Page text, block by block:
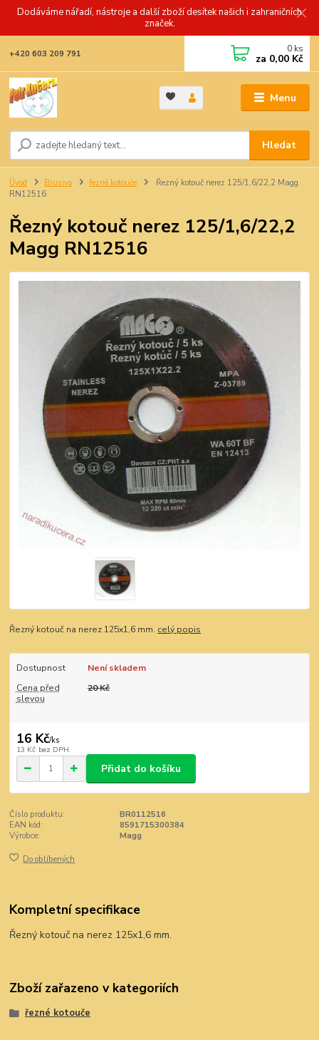
Dodáváme nářadí, nástroje a další zboží desítek našich i zahraničních
značek.
Menu
Hledat
+420 603 209 791 0 ks
za 0,00 Kč
Úvod Brusivo řezné kotouče
Řezný kotouč nerez 125/1,6/22,2 Magg
RN12516
Řezný kotouč nerez 125/1,6/22,2
Magg RN12516
Řezný kotouč na nerez 125x1,6 mm. celý popis
Dostupnost
Není skladem
Cena před
slevou
20 Kč
16 Kč/ks
13 Kč bez DPH
Přidat do košíku
Číslo produktu:
BR0112516
EAN kód:
8591715300384
Výrobce:
Magg
Do oblíbených
Kompletní specifikace
Řezný kotouč na nerez 125x1,6 mm.
Zboží zařazeno v kategoriích
řezné kotouče